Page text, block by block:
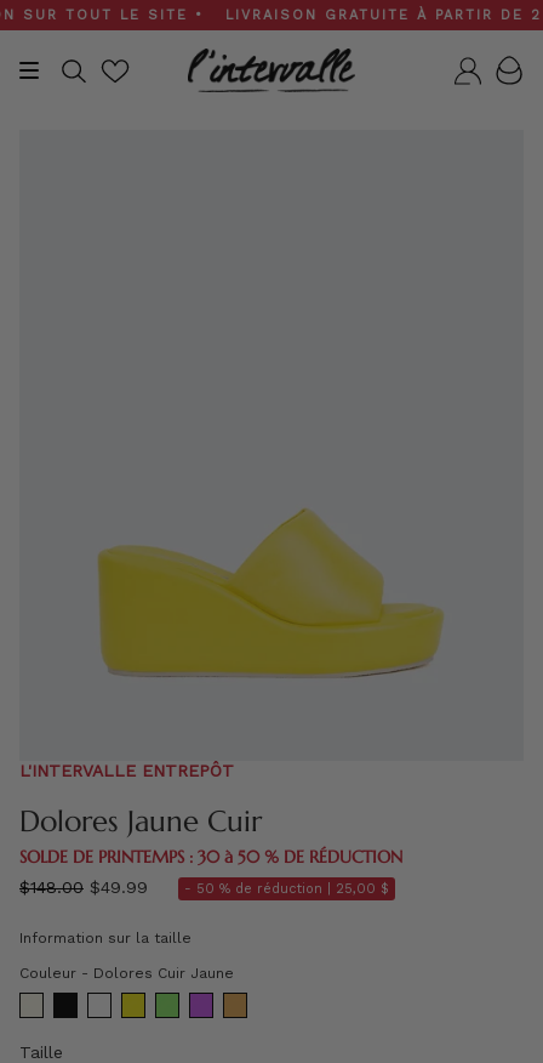
Skip
to
content
TOUT LE SITE • LIVRAISON GRATUITE À PARTIR DE
Recherche
L'INTERVALLE ENTREPÔT
Dolores Jaune Cuir
SOLDE DE PRINTEMPS : 30 à 50 % DE RÉDUCTION
régulier
$148.00 $49.99 - 50 % de réduction | 25,00 $
Information sur la taille
Couleur - Dolores Cuir Jaune
Taille